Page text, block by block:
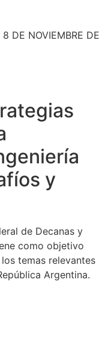
DE NOVIEMBRE DE
y
de Decanas y
como objetivo
temas relevantes
Argentina.